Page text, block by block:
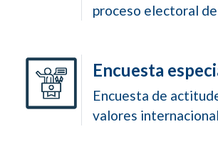
proceso electoral
Encuesta
Encuesta de
valores